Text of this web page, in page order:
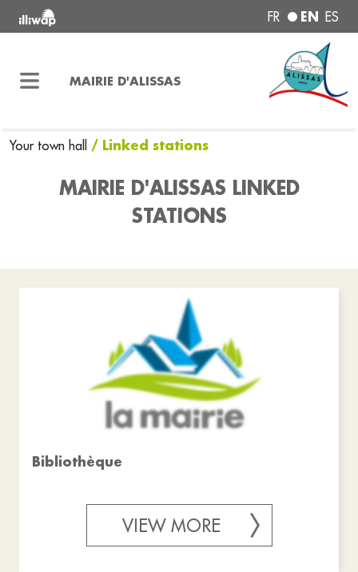
FR EN ES
MAIRIE D'ALISSAS
Your town hall / Linked stations
MAIRIE D'ALISSAS LINKED
STATIONS
Bibliothèque
VIEW MORE